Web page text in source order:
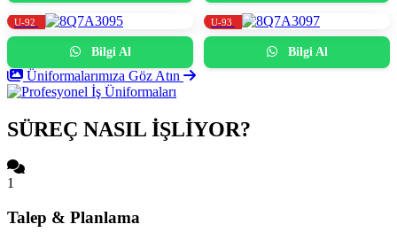
U-92
Bilgi Al
U-93
Bilgi Al
Üniformalarımıza Göz Atın
SÜREÇ NASIL İŞLİYOR?
1
Talep & Planlama